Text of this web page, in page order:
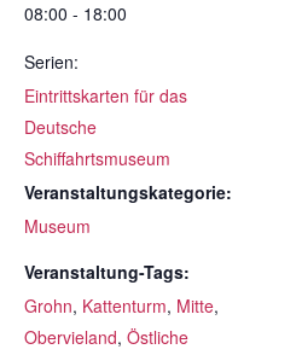
08:00 - 18:00
Serien:
Eintrittskarten für das
Deutsche
Schiffahrtsmuseum
Veranstaltungskategorie:
Museum
Veranstaltung-Tags:
Grohn, Kattenturm, Mitte,
Obervieland, Östliche